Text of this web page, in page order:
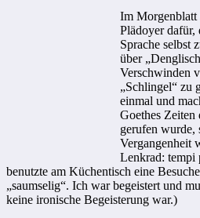
Im Morgenblatt
Plädoyer dafür,
Sprache selbst
über
Verschwinden
„Schlingel“ zu
einmal und
Goethes Zeiten
gerufen wurde,
Vergangenheit
Lenkrad: tempi
benutzte am Küchentisch eine
„saumselig“. Ich war begeistert und
keine ironische Begeisterung war.)